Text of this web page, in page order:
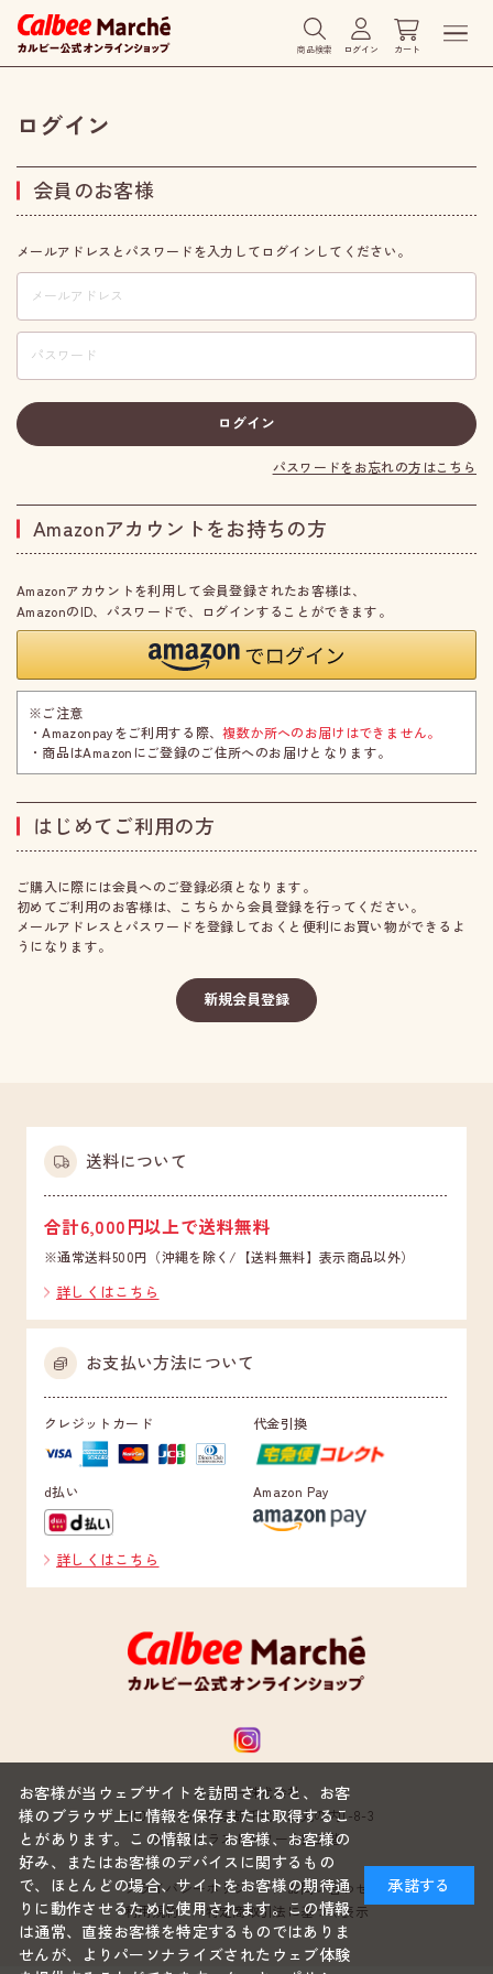
商品検索 ログイン カート
ログイン
会員のお客様
メールアドレスとパスワードを入力してログインしてください。
パスワードをお忘れの方はこちら
Amazonアカウントをお持ちの方
Amazonアカウントを利用して会員登録されたお客様は、
AmazonのID、パスワードで、ログインすることができます。
※ご注意
・Amazonpayをご利用する際、複数か所へのお届けはできません。
・商品はAmazonにご登録のご住所へのお届けとなります。
はじめてご利用の方
ご購入に際には会員へのご登録必須となります。
初めてご利用のお客様は、こちらから会員登録を行ってください。
メールアドレスとパスワードを登録しておくと便利にお買い物ができるよ
うになります。
送料について
合計6,000円以上で送料無料
※通常送料500円（沖縄を除く/【送料無料】表示商品以外）
詳しくはこちら
お支払い方法について
クレジットカード 代金引換
d払い Amazon Pay
詳しくはこちら
カルビー株式会社
〒100-0005 東京都千代田区丸の内1-8-3
丸の内トラストタワー本館22階
プライバシーポリシー
お問い合わせ
利用規約
特定商取引法に基づく表示
お客様が当ウェブサイトを訪問されると、お客
様のブラウザ上に情報を保存または取得するこ
とがあります。この情報は、お客様、お客様の
好み、またはお客様のデバイスに関するもの
で、ほとんどの場合、サイトをお客様の期待通
りに動作させるために使用されます。この情報
は通常、直接お客様を特定するものではありま
せんが、よりパーソナライズされたウェブ体験
承諾する